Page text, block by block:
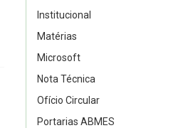
Institucional
Matérias
Microsoft
Nota Técnica
Ofício Circular
Portarias ABMES